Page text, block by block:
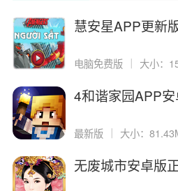
慧安星APP更新
电脑免费版 ｜ 大小：
4和谐家园APP
最新版 大小：
无废城市安卓版